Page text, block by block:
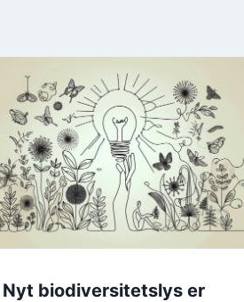
Nyt biodiversitetslys er